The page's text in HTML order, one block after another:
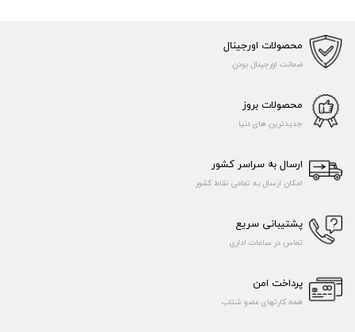
محصولات اورجینال
ضمانت اورجینال بودن
محصولات بروز
جدیدترین های دنیا
ارسال به سراسر کشور
امکان ارسال به تمامی نقاط کشور
پشتیبانی سریع
تماس در ساعات اداری
پرداخت امن
همه کارتهای عضو شتاب